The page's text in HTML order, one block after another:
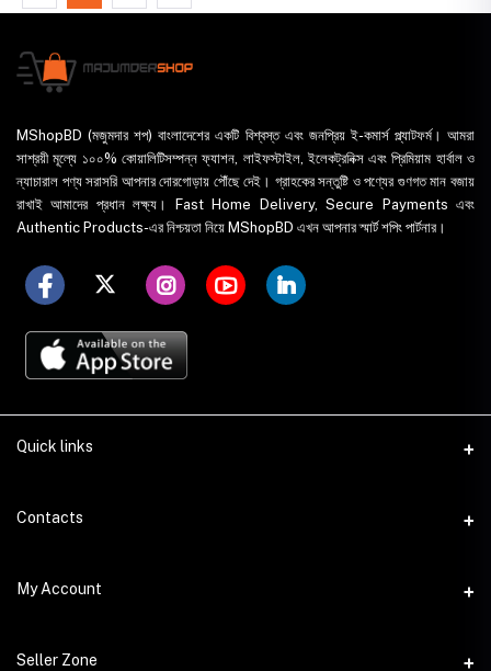
MShopBD (মজুমদার শপ) বাংলাদেশের একটি বিশ্বস্ত এবং জনপ্রিয় ই-কমার্স প্ল্যাটফর্ম। আমরা
সাশ্রয়ী মূল্যে ১০০% কোয়ালিটিসম্পন্ন ফ্যাশন, লাইফস্টাইল, ইলেকট্রনিক্স এবং প্রিমিয়াম হার্বাল ও
ন্যাচারাল পণ্য সরাসরি আপনার দোরগোড়ায় পৌঁছে দেই। গ্রাহকের সন্তুষ্টি ও পণ্যের গুণগত মান বজায়
রাখাই আমাদের প্রধান লক্ষ্য। Fast Home Delivery, Secure Payments এবং
Authentic Products-এর নিশ্চয়তা নিয়ে MShopBD এখন আপনার স্মার্ট শপিং পার্টনার।
Quick links
WhatsApp
Contacts
Address
Janota Road, 8100, Dhaka, Bangladesh.
My Account
Login
Seller Zone